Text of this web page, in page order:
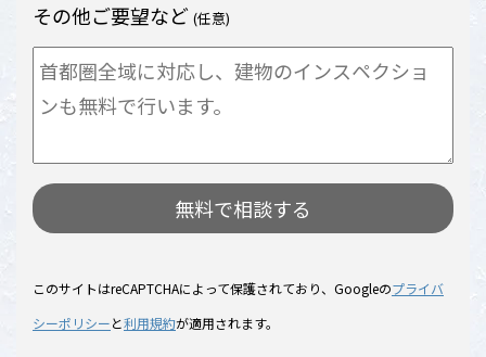
その他ご要望など (任意)
このサイトはreCAPTCHAによって保護されており、Googleのプライバ
シーポリシーと利用規約が適用されます。